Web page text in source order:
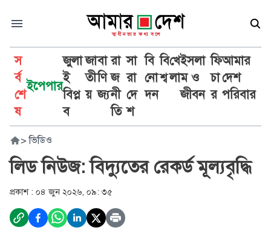
স
র্ব
শে
ষ
ইপেপার
জুলা
ই
বিপ্ল
ব
জা
তী
য়
বা
ণি
জ্য
রা
জ
নী
তি
সা
রা
দে
শ
বি
নো
দন
বি
শ্ব
খে
লা
ইসলা
ম ও
জীবন
ফি
চা
র
আমার
দেশ
পরিবার
> ভিডিও
লিড নিউজ: বিদ্যুতের রেকর্ড মূল্যবৃদ্ধি
প্রকাশ : ০৪ জুন ২০২৬, ০৯: ৩৫